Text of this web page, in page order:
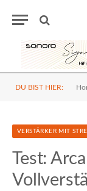
DU BIST HIER:
VERSTÄRKER MIT
Test: